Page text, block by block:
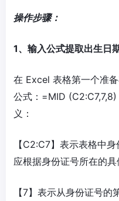
操作步骤：
1、输入公式提取出生日
在 Excel 表格第一个准
公式：=MID
义：
【C2:C7】表示表格中
应根据身份证号所在的具
【7】表示从身份证号